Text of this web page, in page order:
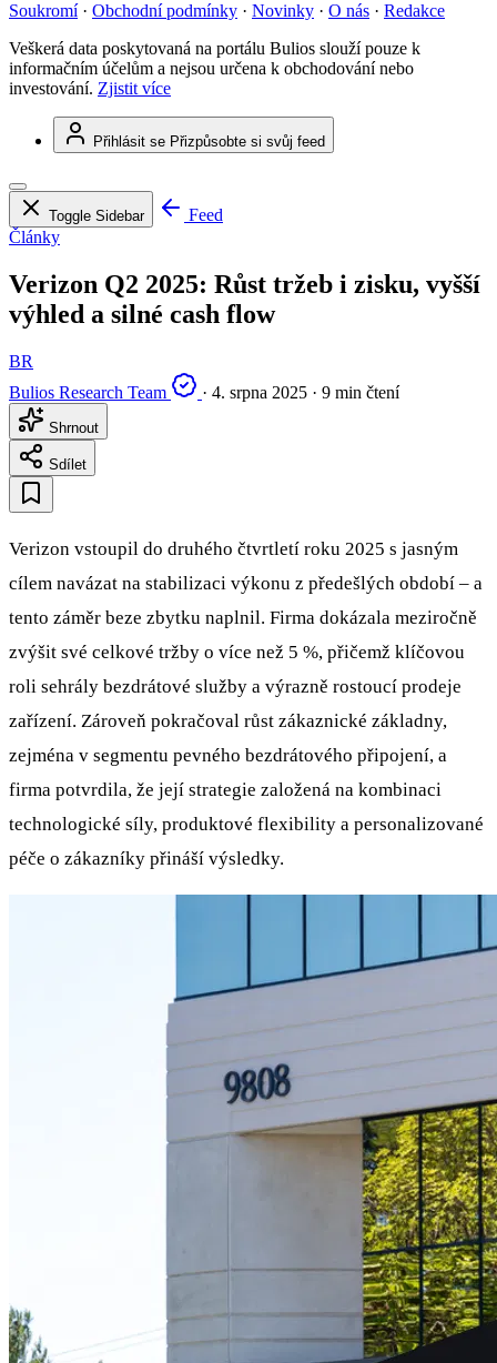
Soukromí · Obchodní podmínky · Novinky · O nás · Redakce
Veškerá data poskytovaná na portálu Bulios slouží pouze k
informačním účelům a nejsou určena k obchodování nebo
investování. Zjistit více
Přihlásit se Přizpůsobte si svůj feed
Toggle Sidebar
Feed
Články
Verizon Q2 2025: Růst tržeb i zisku, vyšší
výhled a silné cash flow
BR
Bulios Research Team
· 4. srpna 2025 · 9 min čtení
Shrnout
Sdílet
Verizon vstoupil do druhého čtvrtletí roku 2025 s jasným
cílem navázat na stabilizaci výkonu z předešlých období – a
tento záměr beze zbytku naplnil. Firma dokázala meziročně
zvýšit své celkové tržby o více než 5 %, přičemž klíčovou
roli sehrály bezdrátové služby a výrazně rostoucí prodeje
zařízení. Zároveň pokračoval růst zákaznické základny,
zejména v segmentu pevného bezdrátového připojení, a
firma potvrdila, že její strategie založená na kombinaci
technologické síly, produktové flexibility a personalizované
péče o zákazníky přináší výsledky.